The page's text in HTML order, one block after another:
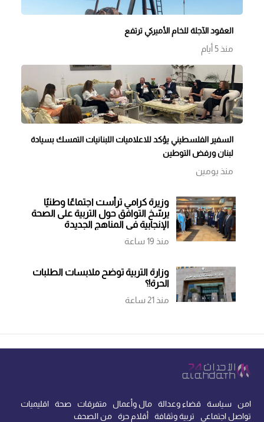
العقود الآجلة للخام الأميركي ترتفع
منذ 5 أيام
السفير الفلسطيني يؤكد للاعلاميات اللبنانيات التمسك بسيادة
لبنان ورفض التوطين
منذ يومين
وزيرة كرامي ترأست اجتماعًا وطنيًا
يرسّخ التوافق حول التربية على الصحة
الإنجابية في المناهج الجديدة
منذ 19 ساعة
وزارة التربية توضح ملابسات الطلبات
الحرة!؟
منذ 21 ساعة
امن سياسة قضاء وعدالة مال وأعمال متفرقات صحة
اقليميات
تواصل اجتماعي
تربية وثقافة أقلام حرة من الصحف